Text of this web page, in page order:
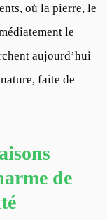
où la pierre, le
le
aujourd’hui
faite de
de